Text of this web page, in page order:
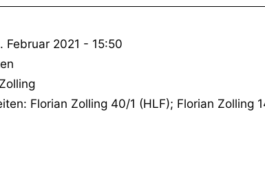
Februar 2021 - 15:50
Florian Zolling 40/1 (HLF); Florian Zolling